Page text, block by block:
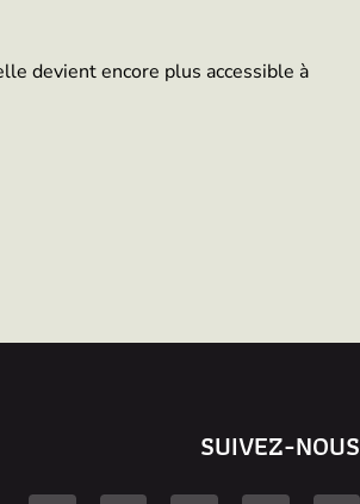
devient encore plus accessible à
SUIVEZ-NOUS